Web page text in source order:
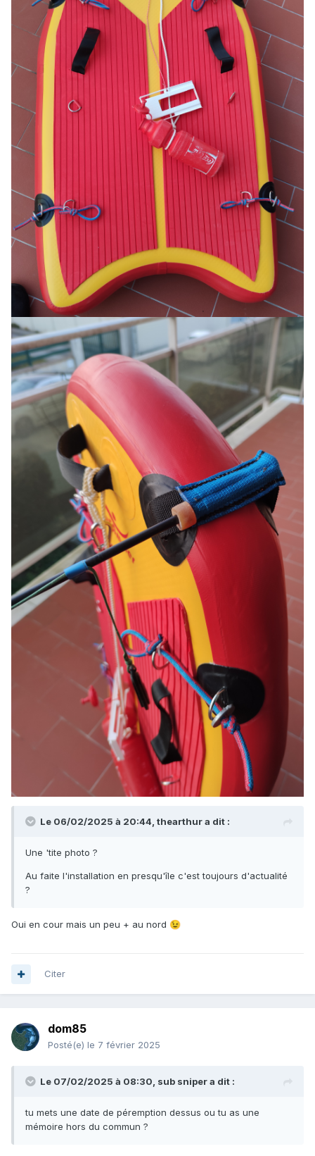
Le 06/02/2025 à 20:44, thearthura dit :
Une 'tite photo ?
Au faite l'installation en presqu'île c'est toujours d'actualité
?
Oui en cour mais un peu + au nord 😉
Citer
dom85
Posté(e) le 7 février 2025
Le 07/02/2025 à 08:30, sub snipera dit :
tu mets une date de péremption dessus ou tu as une
mémoire hors du commun ?